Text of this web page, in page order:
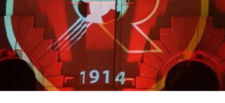
ECONOMIA E LAVORO
EVENTI
SPORT
Streaming